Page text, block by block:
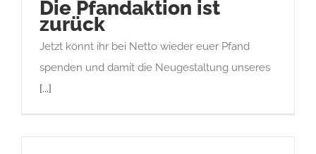
Die Pfandaktion ist
zurück
Jetzt könnt ihr bei Netto wieder euer Pfand
spenden und damit die Neugestaltung unseres
[...]